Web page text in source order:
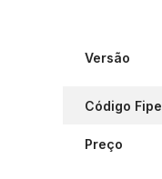
Versão
Código Fipe
Preço